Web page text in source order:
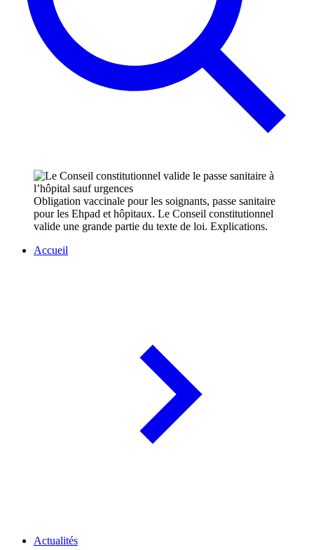
Obligation vaccinale pour les soignants, passe sanitaire
pour les Ehpad et hôpitaux. Le Conseil constitutionnel
valide une grande partie du texte de loi. Explications.
Accueil
Actualités